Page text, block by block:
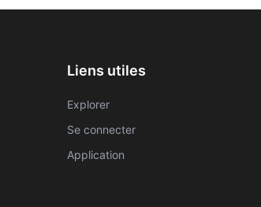
Liens utiles
Explorer
Se connecter
Application